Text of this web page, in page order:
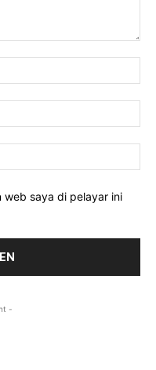
web saya di pelayar ini
-